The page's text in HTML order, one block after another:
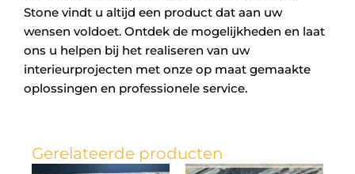
Stone vindt u altijd een product dat aan uw
wensen voldoet. Ontdek de mogelijkheden en laat
ons u helpen bij het realiseren van uw
interieurprojecten met onze op maat gemaakte
oplossingen en professionele service.
Gerelateerde producten